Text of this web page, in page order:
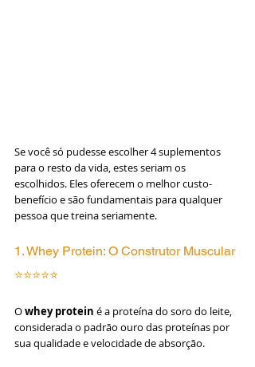
Se você só pudesse escolher 4 suplementos
para o resto da vida, estes seriam os
escolhidos. Eles oferecem o melhor custo-
benefício e são fundamentais para qualquer
pessoa que treina seriamente.
1. Whey Protein: O Construtor Muscular
⭐⭐⭐⭐⭐
O whey protein é a proteína do soro do leite,
considerada o padrão ouro das proteínas por
sua qualidade e velocidade de absorção.